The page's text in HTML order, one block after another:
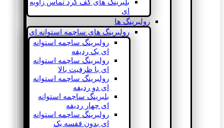
بلبرینگ های کف گرد تماس زاویه
ای
رولبرینگ ها
رولبرینگ های ساچمه استوانه ای
رولبرینگ ساچمه استوانه
ای یک ردیفه
رولبرینگ ساچمه استوانه
ای با ظرفیت بالا
رولبرینگ ساچمه استوانه
ای دو ردیفه
بلبرینگ ساچمه استوانه
ای چهار ردیفه
رولبرینگ ساچمه استوانه
ای بدون قفسه یک